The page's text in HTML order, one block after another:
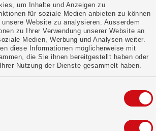
um Inhalte und Anzeigen zu
für soziale Medien anbieten zu können
Website zu analysieren. Ausserdem
zu Ihrer Verwendung unserer Website an
Medien, Werbung und Analysen weiter.
diese Informationen möglicherweise mit
die Sie ihnen bereitgestellt haben oder
Nutzung der Dienste gesammelt haben.